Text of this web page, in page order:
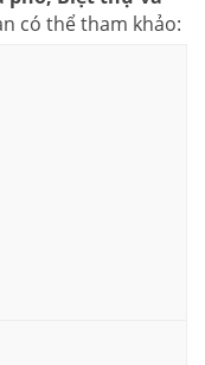
có thể tham khảo: